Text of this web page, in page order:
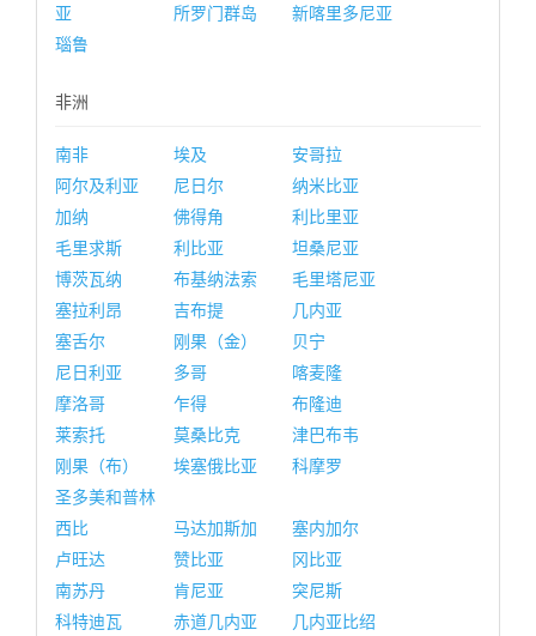
亚
所罗门群岛
新喀里多尼亚
瑙鲁
非洲
南非 埃及
安哥拉
阿尔及利亚
尼日尔
纳米比亚
加纳
佛得角
利比里亚
毛里求斯
利比亚
坦桑尼亚
博茨瓦纳
布基纳法索
毛里塔尼亚
塞拉利昂
吉布提
几内亚
塞舌尔
刚果（金）
贝宁
尼日利亚
多哥
喀麦隆
摩洛哥
乍得
布隆迪
莱索托
莫桑比克
津巴布韦
刚果（布）
埃塞俄比亚
科摩罗
圣多美和普林
西比
马达加斯加
塞内加尔
卢旺达
赞比亚
冈比亚
南苏丹
肯尼亚
突尼斯
科特迪瓦
赤道几内亚 几内亚比绍